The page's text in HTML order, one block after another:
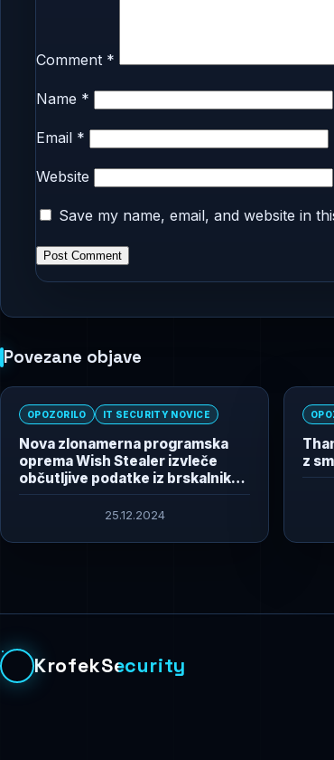
Comment *
Name *
Email *
Website
Save my name, email, and website in
Povezane objave
OPOZORILO IT SECURITY NOVICE
Nova zlonamerna programska
oprema Wish Stealer izvleče
občutljive podatke iz brskalnikov
Chromium
25.12.2024
z
KrofekSecurity